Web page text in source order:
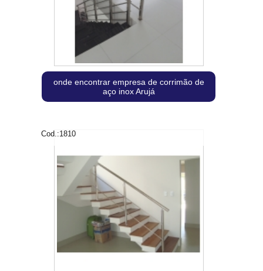
onde encontrar empresa de corrimão de
aço inox Arujá
Cod.:1810